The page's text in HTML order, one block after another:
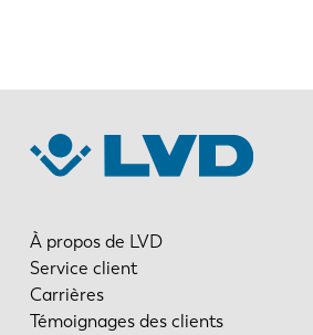
À propos de LVD
Service client
Carrières
Témoignages des clients